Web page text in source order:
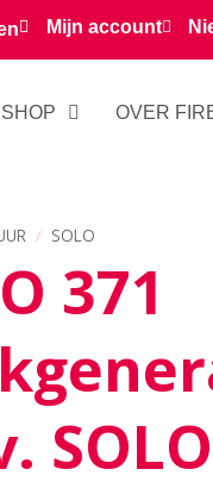
Mijn account
OVER
/ SOLO
371